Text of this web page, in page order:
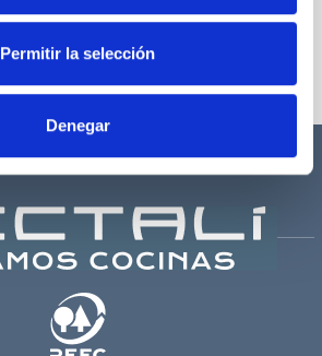
Permitir la selección
Denegar